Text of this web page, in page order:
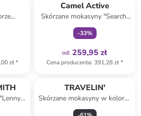
zł*
Camel Active
Skórzane mokasyny "Search"
w kolorze jasnobrązowym
-33%
od: 259,95 zł
Cena producenta: 391,28 zł*
TRAVELIN'
Skórzane mokasyny w kolorze
beżowym